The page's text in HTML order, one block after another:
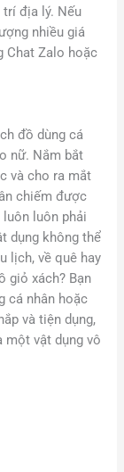
trí địa lý. Nếu
nhiều giá
Chat Zalo hoặc
đồ dùng cá
nữ. Nắm bắt
và cho ra mắt
chiếm được
luôn phải
dụng không thể
lịch, về quê hay
giỏ xách? Bạn
cá nhân hoặc
và tiện dụng,
một vật dụng vô